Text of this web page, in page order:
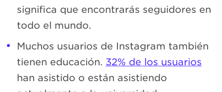
significa que encontrarás seguidores en
todo el mundo.
Muchos usuarios de Instagram también
tienen educación. 32% de los usuarios
han asistido o están asistiendo